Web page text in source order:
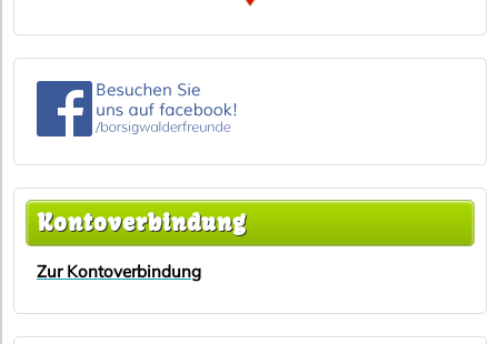
Kontoverbindung
Zur Kontoverbindung